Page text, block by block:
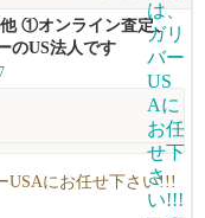
①オンライン査定、
のUS法人です
USAにお任せ下さい!!!